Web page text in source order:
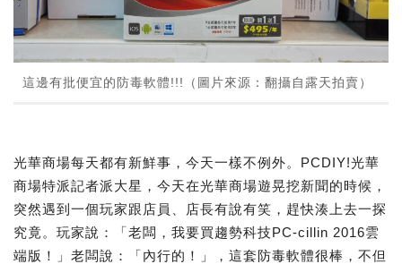
這邊有批便宜的防毒軟體!!!（圖片來源：翻攝自露天拍賣）
光華商場每天都有新鮮事，今天一樣不例外。PCDIY!光華
商場特派記者派大星，今天在光華商場遊晃挖新聞的時候，
突然遇到一個玩家跟店員、店長有說有笑，趕快湊上去一探
究竟。玩家說：「老闆，我要買趨勢科技PC-cillin 2016雲
端版！」老闆說：「內行的！」，這套防毒軟體很棒，不但